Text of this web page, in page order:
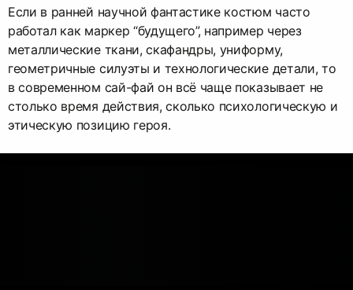
Если в ранней научной фантастике костюм часто
работал как маркер “будущего”, например через
металлические ткани, скафандры, униформу,
геометричные силуэты и технологические детали, то
в современном сай-фай он всё чаще показывает не
столько время действия, сколько психологическую и
этическую позицию героя.